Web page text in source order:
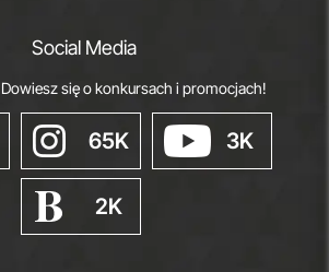
Social Media
się o konkursach i promocjach!
65K 3K
2K